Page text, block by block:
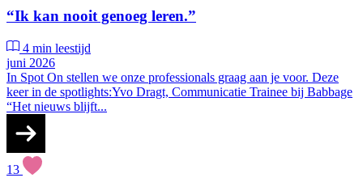
“Ik kan nooit genoeg leren.”
4 min leestijd
juni 2026
In Spot On stellen we onze professionals graag aan je voor. Deze
keer in de spotlights:Yvo Dragt, Communicatie Trainee bij Babbage
“Het nieuws blijft...
13